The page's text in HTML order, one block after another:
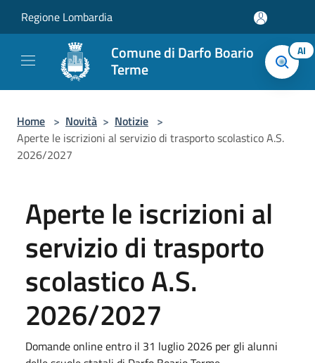
Regione Lombardia
Comune di Darfo Boario
Terme
AI
Home > Novità > Notizie >
Aperte le iscrizioni al servizio di trasporto scolastico A.S.
2026/2027
Aperte le iscrizioni al
servizio di trasporto
scolastico A.S.
2026/2027
Domande online entro il 31 luglio 2026 per gli alunni